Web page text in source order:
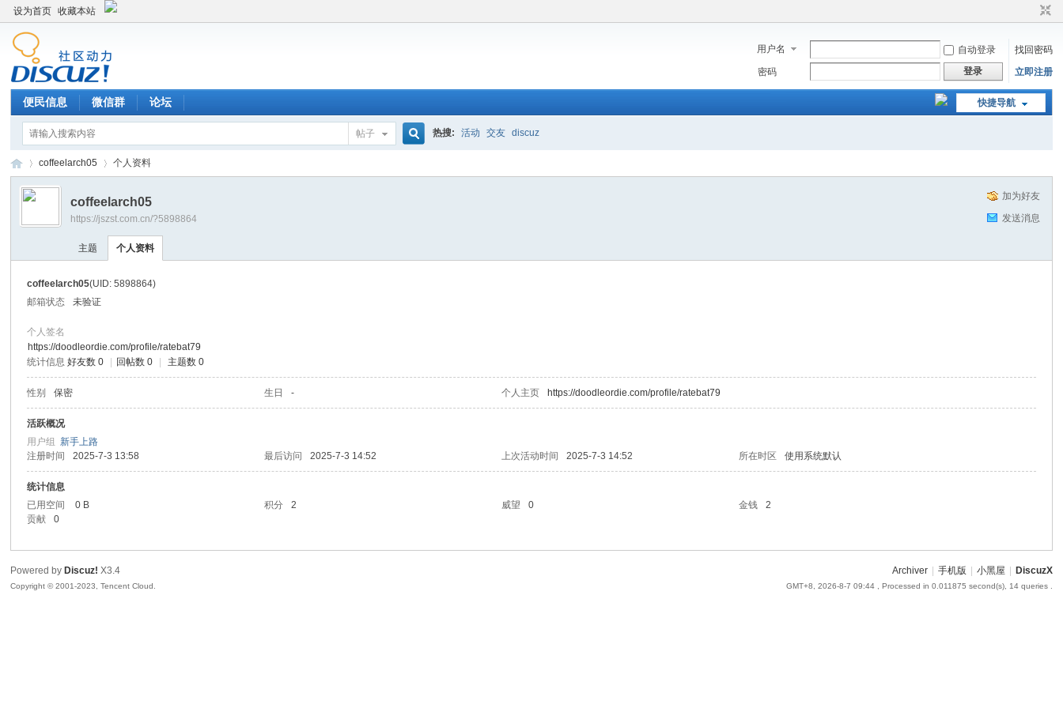
设为首页 收藏本站
用户名 自动登录
找回密码
密码
登录 立即注册
快捷导航
便民信息 微信群 论坛
帖子 热搜: 活动 交友 discuz
›
coffeelarch05 个人资料
加为好友
发送消息
coffeelarch05
https://jszst.com.cn/?5898864
主题 个人资料
coffeelarch05(UID: 5898864)
邮箱状态
未验证
个人签名
https://doodleordie.com/profile/ratebat79
统计信息 好友数 0 回帖数 0 主题数 0
性别 保密 生日 - 个人主页 https://doodleordie.com/profile/ratebat79
活跃概况
用户组新手上路
注册时间
2025-7-3 13:58 最后访问 2025-7-3 14:52 上次活动时间 2025-7-3 14:52 所在时区 使用系统默认
统计信息
已用空间
0 B 积分 2 威望 0 金钱
2
贡献
0
Archiver 手机版 小黑屋 DiscuzX
GMT+8, 2026-8-7 09:44, Processed in 0.011875 second(s), 14 queries .
Powered by Discuz! X3.4
Copyright © 2001-2023, Tencent Cloud.